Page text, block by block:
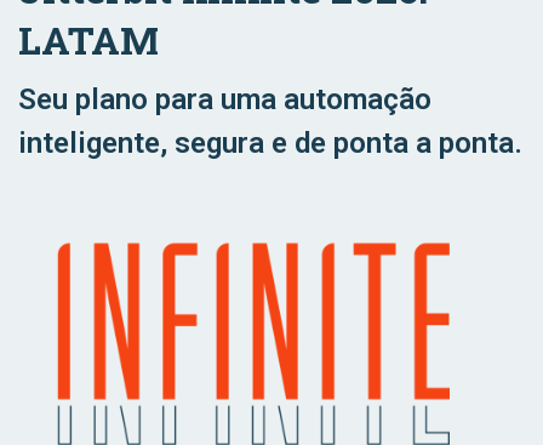
LATAM
Seu plano para uma automação
inteligente, segura e de ponta a ponta.